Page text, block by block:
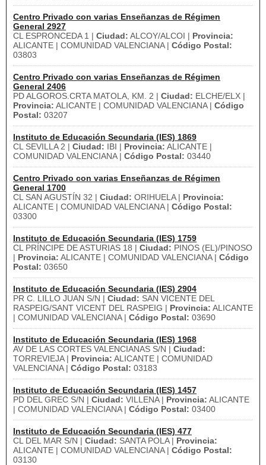
Centro Privado con varias Enseñanzas de Régimen
General 2927
CL ESPRONCEDA 1 | Ciudad: ALCOY/ALCOI | Provincia:
ALICANTE | COMUNIDAD VALENCIANA | Código Postal:
03803
Centro Privado con varias Enseñanzas de Régimen
General 2406
PD ALGOROS.CRTA MATOLA, KM. 2 | Ciudad: ELCHE/ELX |
Provincia: ALICANTE | COMUNIDAD VALENCIANA | Código
Postal: 03207
Instituto de Educación Secundaria (IES) 1869
CL SEVILLA 2 | Ciudad: IBI | Provincia: ALICANTE |
COMUNIDAD VALENCIANA | Código Postal: 03440
Centro Privado con varias Enseñanzas de Régimen
General 1700
CL SAN AGUSTÍN 32 | Ciudad: ORIHUELA | Provincia:
ALICANTE | COMUNIDAD VALENCIANA | Código Postal:
03300
Instituto de Educación Secundaria (IES) 1759
CL PRÍNCIPE DE ASTURIAS 18 | Ciudad: PINOS (EL)/PINOSO
| Provincia: ALICANTE | COMUNIDAD VALENCIANA | Código
Postal: 03650
Instituto de Educación Secundaria (IES) 2904
PR C. LILLO JUAN S/N | Ciudad: SAN VICENTE DEL
RASPEIG/SANT VICENT DEL RASPEIG | Provincia: ALICANTE
| COMUNIDAD VALENCIANA | Código Postal: 03690
Instituto de Educación Secundaria (IES) 1968
AV DE LAS CORTES VALENCIANAS S/N | Ciudad:
TORREVIEJA | Provincia: ALICANTE | COMUNIDAD
VALENCIANA | Código Postal: 03183
Instituto de Educación Secundaria (IES) 1457
PD DEL GREC S/N | Ciudad: VILLENA | Provincia: ALICANTE
| COMUNIDAD VALENCIANA | Código Postal: 03400
Instituto de Educación Secundaria (IES) 477
CL DEL MAR S/N | Ciudad: SANTA POLA | Provincia:
ALICANTE | COMUNIDAD VALENCIANA | Código Postal:
03130